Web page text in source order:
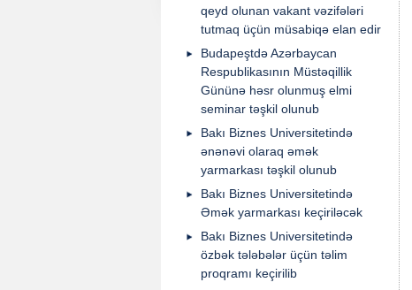
qeyd olunan vakant vəzifələri
tutmaq üçün müsabiqə elan edir
Budapeştdə Azərbaycan
Respublikasının Müstəqillik
Gününə həsr olunmuş elmi
seminar təşkil olunub
Bakı Biznes Universitetində
ənənəvi olaraq əmək
yarmarkası təşkil olunub
Bakı Biznes Universitetində
Əmək yarmarkası keçiriləcək
Bakı Biznes Universitetində
özbək tələbələr üçün təlim
proqramı keçirilib